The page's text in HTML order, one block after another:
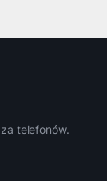
telefonów.